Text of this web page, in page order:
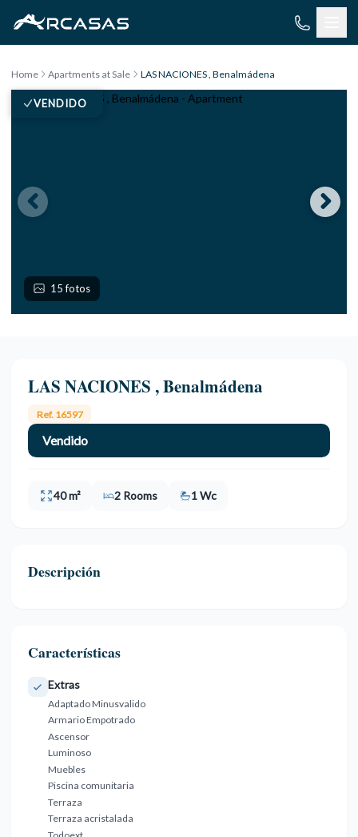
Home Apartments at Sale LAS NACIONES , Benalmádena
VENDIDO
15 fotos
LAS NACIONES , Benalmádena
Ref. 16597
Vendido
40 m² 2 Rooms 1 Wc
Descripción
Características
Extras
Adaptado Minusvalido
Armario Empotrado
Ascensor
Luminoso
Muebles
Piscina comunitaria
Terraza
Terraza acristalada